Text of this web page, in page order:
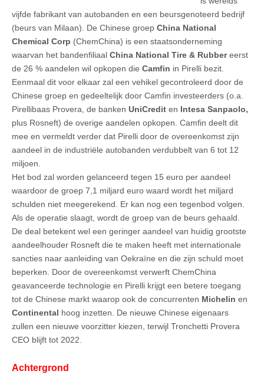
vijfde fabrikant van autobanden en een beursgenoteerd bedrijf
(beurs van Milaan). De Chinese groep China National
Chemical Corp (ChemChina) is een staatsonderneming
waarvan het bandenfiliaal China National Tire & Rubbereerst
de 26 % aandelen wil opkopen die Camfin in Pirelli bezit.
Eenmaal dit voor elkaar zal een vehikel gecontroleerd door de
Chinese groep en gedeeltelijk door Camfin investeerders (o.a.
Pirellibaas Provera, de banken UniCredit en Intesa Sanpaolo,
plus Rosneft) de overige aandelen opkopen. Camfin deelt dit
mee en vermeldt verder dat Pirelli door de overeenkomst zijn
aandeel in de industriële autobanden verdubbelt van 6 tot 12
miljoen.
Het bod zal worden gelanceerd tegen 15 euro per aandeel
waardoor de groep 7,1 miljard euro waard wordt het miljard
schulden niet meegerekend. Er kan nog een tegenbod volgen.
Als de operatie slaagt, wordt de groep van de beurs gehaald.
De deal betekent wel een geringer aandeel van huidig grootste
aandeelhouder Rosneft die te maken heeft met internationale
sancties naar aanleiding van Oekraïne en die zijn schuld moet
beperken. Door de overeenkomst verwerft ChemChina
geavanceerde technologie en Pirelli krijgt een betere toegang
tot de Chinese markt waarop ook de concurrenten Michelin en
Continental hoog inzetten. De nieuwe Chinese eigenaars
zullen een nieuwe voorzitter kiezen, terwijl Tronchetti Provera
CEO blijft tot 2022.
Achtergrond